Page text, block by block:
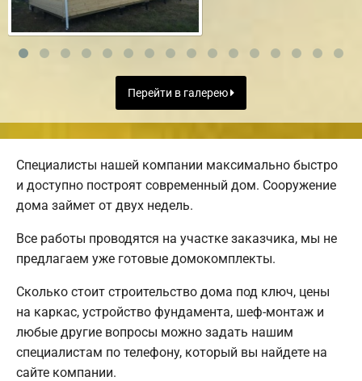
Перейти в галерею
Специалисты нашей компании максимально быстро
и доступно построят современный дом. Сооружение
дома займет от двух недель.
Все работы проводятся на участке заказчика, мы не
предлагаем уже готовые домокомплекты.
Сколько стоит строительство дома под ключ, цены
на каркас, устройство фундамента, шеф-монтаж и
любые другие вопросы можно задать нашим
специалистам по телефону, который вы найдете на
сайте компании.